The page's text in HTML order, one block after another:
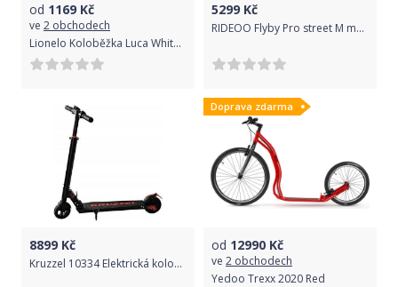
od 1169 Kč
ve 2 obchodech
Lionelo Koloběžka Luca White/Orange 2021
5299 Kč
RIDEOO Flyby Pro street M modro-černá
8899 Kč
Kruzzel 10334 Elektrická koloběžka Thunder 250W 24V 5,2Ah, 30 km/h černá
Doprava zdarma
od 12990 Kč
ve 2 obchodech
Yedoo Trexx 2020 Red